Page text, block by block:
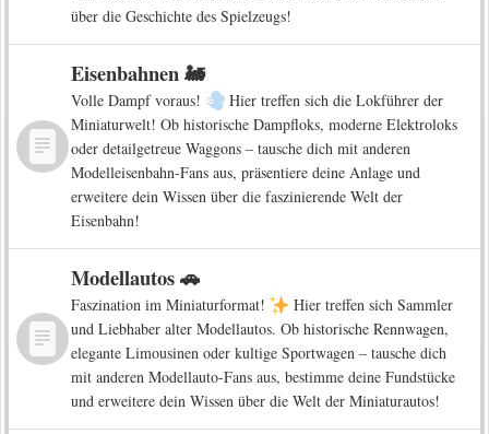
über die Geschichte des Spielzeugs!
Eisenbahnen 🚂
Volle Dampf voraus!
Hier treffen sich die Lokführer der
Miniaturwelt! Ob historische Dampfloks, moderne Elektroloks
oder detailgetreue Waggons – tausche dich mit anderen
Modelleisenbahn-Fans aus, präsentiere deine Anlage und
erweitere dein Wissen über die faszinierende Welt der
Eisenbahn!
Modellautos 🚗
Faszination im Miniaturformat!
Hier treffen sich Sammler
und Liebhaber alter Modellautos. Ob historische Rennwagen,
elegante Limousinen oder kultige Sportwagen – tausche dich
mit anderen Modellauto-Fans aus, bestimme deine Fundstücke
und erweitere dein Wissen über die Welt der Miniaturautos!